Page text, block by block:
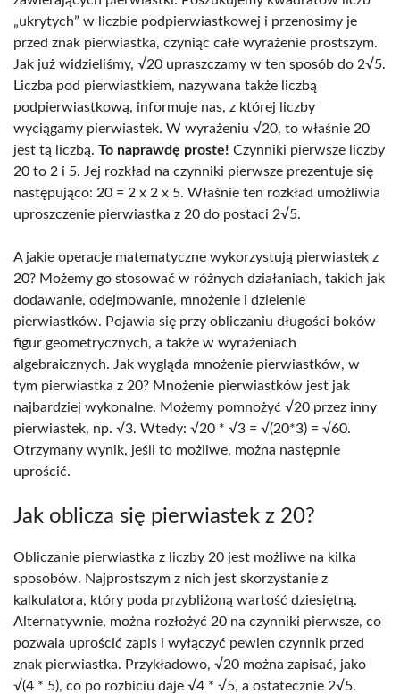
„ukrytych” w liczbie podpierwiastkowej i przenosimy je
przed znak pierwiastka, czyniąc całe wyrażenie prostszym.
Jak już widzieliśmy, √20 upraszczamy w ten sposób do 2√5.
Liczba pod pierwiastkiem, nazywana także liczbą
podpierwiastkową, informuje nas, z której liczby
wyciągamy pierwiastek. W wyrażeniu √20, to właśnie 20
jest tą liczbą. To naprawdę proste! Czynniki pierwsze liczby
20 to 2 i 5. Jej rozkład na czynniki pierwsze prezentuje się
następująco: 20 = 2 x 2 x 5. Właśnie ten rozkład umożliwia
uproszczenie pierwiastka z 20 do postaci 2√5.
A jakie operacje matematyczne wykorzystują pierwiastek z
20? Możemy go stosować w różnych działaniach, takich jak
dodawanie, odejmowanie, mnożenie i dzielenie
pierwiastków. Pojawia się przy obliczaniu długości boków
figur geometrycznych, a także w wyrażeniach
algebraicznych. Jak wygląda mnożenie pierwiastków, w
tym pierwiastka z 20? Mnożenie pierwiastków jest jak
najbardziej wykonalne. Możemy pomnożyć √20 przez inny
pierwiastek, np. √3. Wtedy: √20 * √3 = √(20*3) = √60.
Otrzymany wynik, jeśli to możliwe, można następnie
uprościć.
Jak oblicza się pierwiastek z 20?
Obliczanie pierwiastka z liczby 20 jest możliwe na kilka
sposobów. Najprostszym z nich jest skorzystanie z
kalkulatora, który poda przybliżoną wartość dziesiętną.
Alternatywnie, można rozłożyć 20 na czynniki pierwsze, co
pozwala uprościć zapis i wyłączyć pewien czynnik przed
znak pierwiastka. Przykładowo, √20 można zapisać, jako
√(4 * 5), co po rozbiciu daje √4 * √5, a ostatecznie 2√5.